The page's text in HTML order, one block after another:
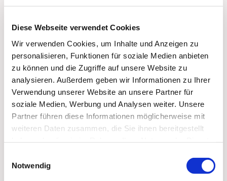
Diese Webseite verwendet Cookies
Wir verwenden Cookies, um Inhalte und Anzeigen zu
personalisieren, Funktionen für soziale Medien anbieten
zu können und die Zugriffe auf unsere Website zu
analysieren. Außerdem geben wir Informationen zu Ihrer
Verwendung unserer Website an unsere Partner für
soziale Medien, Werbung und Analysen weiter. Unsere
Partner führen diese Informationen möglicherweise mit
weiteren Daten zusammen, die Sie ihnen bereitgestellt
Notwendig
statt. Unter blauem
angenehmen
Temperaturen wurde
zuerst im Garten der
Voigdehagener Kirche gebetet und gesungen. Der
Posaunenchor gestaltete den Gottesdienst
musikalisch. Beteiligt waren Mitglieder aus den
evangelischen und katholischen Gemeinden, Frau
Pastorin Karopka hielt die Predigt. Sie betonte, dass
Gott nicht nur in den Gebäuden aus Stein wohne,
sondern auch in der Gemeinschaft der Christen
verlassen, bleibt aber trotzdem bei uns. Das